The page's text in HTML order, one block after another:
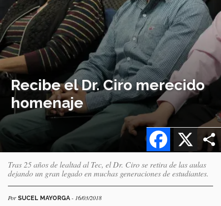
Recibe el Dr. Ciro merecido
homenaje
X
Facebook
Tras 25 años de lealtad al Tec, el Dr. Ciro se retira de las aulas
dejando un gran legado en muchas generaciones de estudiantes.
Por SUCEL MAYORGA - 16/03/2018